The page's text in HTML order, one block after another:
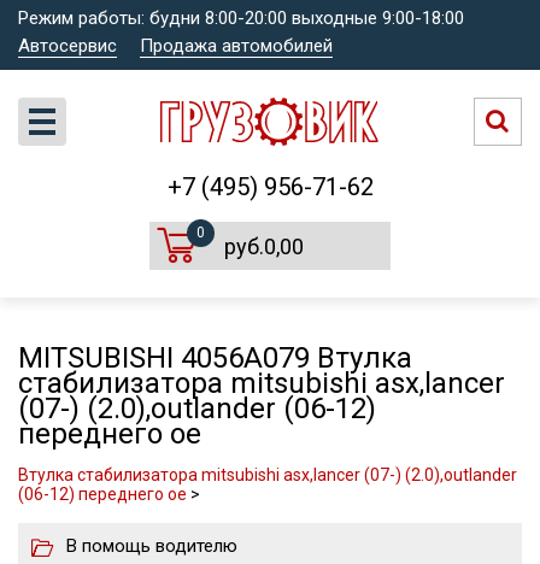
Режим работы: будни 8:00-20:00 выходные 9:00-18:00
Автосервис
Продажа автомобилей
+7 (495) 956-71-62
0
руб.0,00
MITSUBISHI 4056A079 Втулка
стабилизатора mitsubishi asx,lancer
(07-) (2.0),outlander (06-12)
переднего oe
Втулка стабилизатора mitsubishi asx,lancer (07-) (2.0),outlander
(06-12) переднего oe >
В помощь водителю